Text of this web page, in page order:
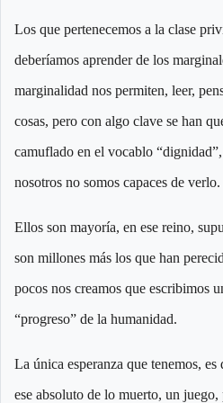
Los que pertenecemos a la clase
deberíamos aprender de los
marginalidad nos permiten, leer,
cosas, pero con algo clave se han
camuflado en el vocablo
nosotros no somos capaces de verlo.
Ellos son mayoría, en ese reino,
son millones más los que han
pocos nos creamos que escribimos
“progreso” de la humanidad.
La única esperanza que tenemos, es
ese absoluto de lo muerto, un